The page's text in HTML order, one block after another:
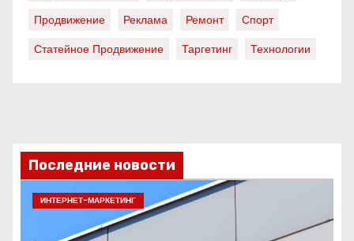
Продвижение
Реклама Ремонт
Спорт
Статейное Продвижение
Таргетинг Технологии
Последние новости
ИНТЕРНЕТ-МАРКЕТИНГ